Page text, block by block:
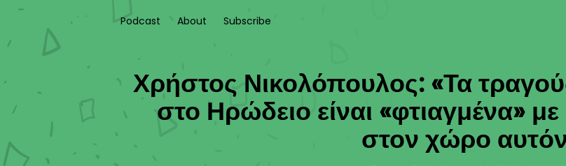
Podcast About Subscribe
Χρήστος Νικολόπουλος: «Τα
στο Ηρώδειο είναι «φτιαγμένα»
στον χώρο